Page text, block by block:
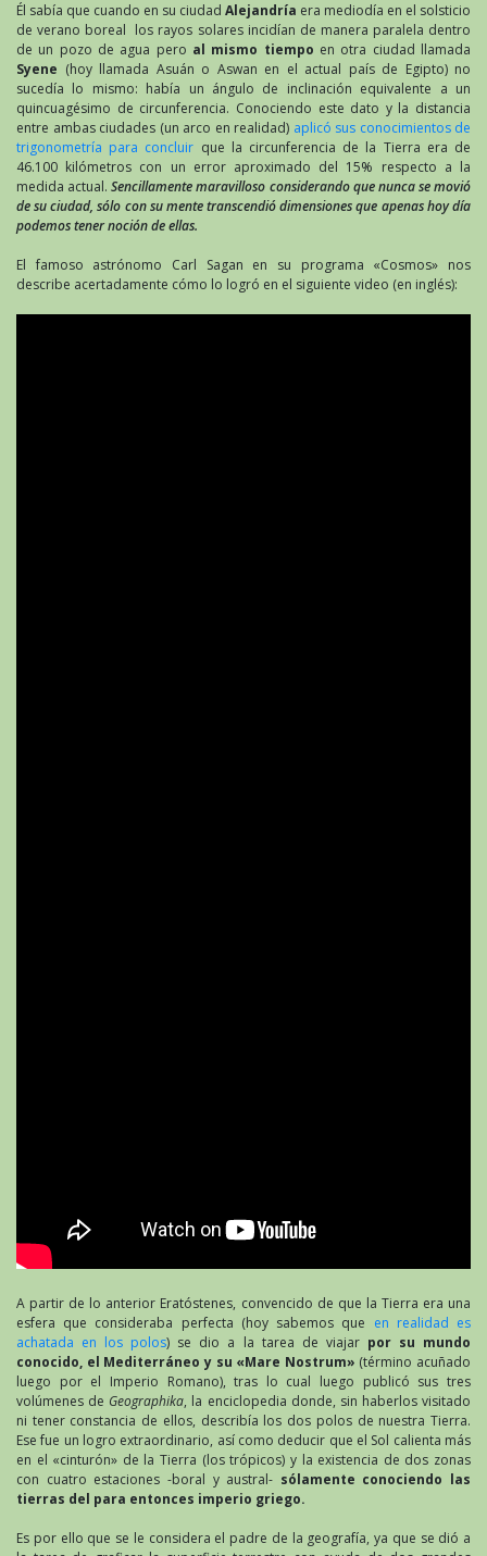
Él sabía que cuando en su ciudad Alejandría era mediodía en el solsticio
de verano boreal los rayos solares incidían de manera paralela dentro
de un pozo de agua pero al mismo tiempo en otra ciudad llamada
Syene (hoy llamada Asuán o Aswan en el actual país de Egipto) no
sucedía lo mismo: había un ángulo de inclinación equivalente a un
quincuagésimo de circunferencia. Conociendo este dato y la distancia
entre ambas ciudades (un arco en realidad) aplicó sus conocimientos de
trigonometría para concluir que la circunferencia de la Tierra era de
46.100 kilómetros con un error aproximado del 15% respecto a la
medida actual.Sencillamente maravilloso considerando que nunca se movió
de su ciudad, sólo con su mente transcendió dimensiones que apenas hoy día
podemos tener noción de ellas.
El famoso astrónomo Carl Sagan en su programa «Cosmos» nos
describe acertadamente cómo lo logró en el siguiente video (en inglés):
A partir de lo anterior Eratóstenes, convencido de que la Tierra era una
esfera que consideraba perfecta (hoy sabemos que en realidad es
achatada en los polos) se dio a la tarea de viajar por su mundo
conocido, el Mediterráneo y su «Mare Nostrum» (término acuñado
luego por el Imperio Romano), tras lo cual luego publicó sus tres
volúmenes de Geographika, la enciclopedia donde, sin haberlos visitado
ni tener constancia de ellos, describía los dos polos de nuestra Tierra.
Ese fue un logro extraordinario, así como deducir que el Sol calienta más
en el «cinturón» de la Tierra (los trópicos) y la existencia de dos zonas
con cuatro estaciones -boral y austral- sólamente conociendo las
tierras del para entonces imperio griego.
Es por ello que se le considera el padre de la geografía, ya que se dió a